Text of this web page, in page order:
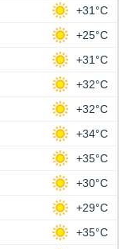
+31°C
+25°C
+31°C
+32°C
+32°C
+34°C
+35°C
+30°C
+29°C
+35°C